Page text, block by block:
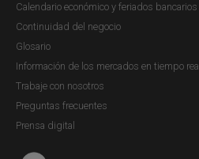
Calendario económico y feriados bancarios
Continuidad del negocio
Glosario
Información de los mercados en tiempo real
Trabaje con nosotros
Preguntas frecuentes
Prensa digital